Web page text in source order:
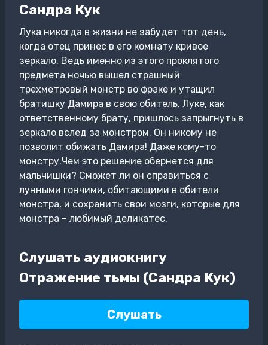
Сандра Кук
Лука никогда в жизни не забудет тот день,
когда отец принес в его комнату кривое
зеркало. Ведь именно из этого проклятого
предмета ночью вышел страшный
трехметровый монстр во фраке и утащил
братишку Дамира в свою обитель. Луке, как
ответственному брату, пришлось запрыгнуть в
зеркало вслед за монстром. Он никому не
позволит обижать Дамира! Даже кому-то
монстру.Чем это решение обернется для
мальчишки? Сможет ли он справиться с
лунными гончими, обитающими в обители
монстра, и сохранить свои мозги, которые для
монстра – любимый деликатес.
Слушать аудиокнигу
Отражение тьмы (Сандра Кук)
Слушать